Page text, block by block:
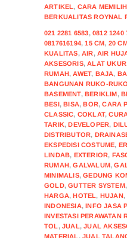
ARTIKEL, CARA
BERKUALITAS ROYNAL
021 2281 6583,0812 1240
0817616194,15 CM, 20
KUALITAS,AIR,AIR
AKSESORIS,ALAT UKUR
RUMAH,AWET, BAJA,
BANGUNAN RUKO-RUKO
BASEMENT,BERIKLIM,
BESI,BISA,BOR,CARA
CLASSIC, COKLAT,
TARIK,DEVELOPER,
DISTRIBUTOR,
EKSPEDISI COSTUME,
LINDAB, EXTERIOR,
RUMAH,GALVALUM,
MINIMALIS,GEDUNG
GOLD,GUTTER SYSTEM
HARGA,HOTEL, HUJAN,
INDONESIA,INFO JASA
INVESTASI PERAWATAN
TOL ,JUAL,JUAL
MATERIAL ,JUAL